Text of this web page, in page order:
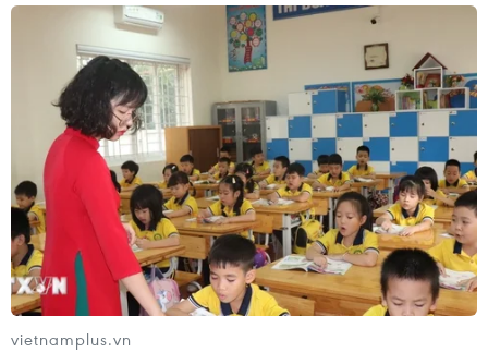
tích các cuộc tấn công mạng do Cơ quan Nghiên cứu
hệ thống thông tin liên lạc phát triển.
vietnamplus.vn